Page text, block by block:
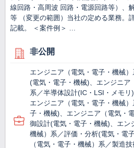
線回路・高周波 回路・電源回路等）、
等 （変更の範囲）当社の定める業務。
記載。 ＜案件例＞ …
非公開
エンジニア（電気・電子・機械
(電気・電子・機械)、エンジニア
系／半導体設計(IC・LSI・メモリ
エンジニア（電気・電子・機械
子・機械)、エンジニア（電気・
御設計(電気・電子・機械)、エン
機械）系／評価・分析(電気・電
（電気・電子・機械）系／製造